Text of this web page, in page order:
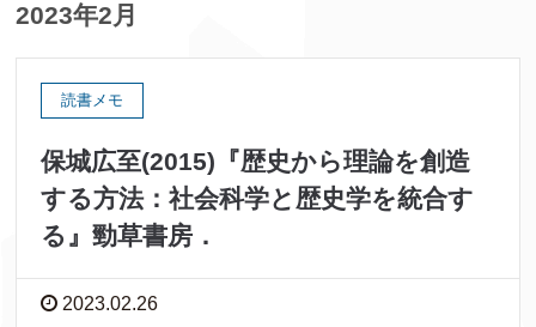
2023年2月
読書メモ
保城広至(2015)『歴史から理論を創造
する方法：社会科学と歴史学を統合す
る』勁草書房．
2023.02.26